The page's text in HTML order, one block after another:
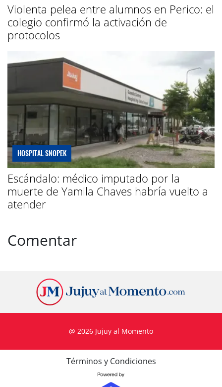
Violenta pelea entre alumnos en Perico: el
colegio confirmó la activación de
protocolos
HOSPITAL SNOPEK
Escándalo: médico imputado por la
muerte de Yamila Chaves habría vuelto a
atender
Comentar
@ 2026 Jujuy al Momento
Términos y Condiciones